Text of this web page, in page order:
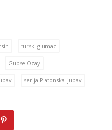
turski glumac
Gupse Ozay
serija Platonska ljubav